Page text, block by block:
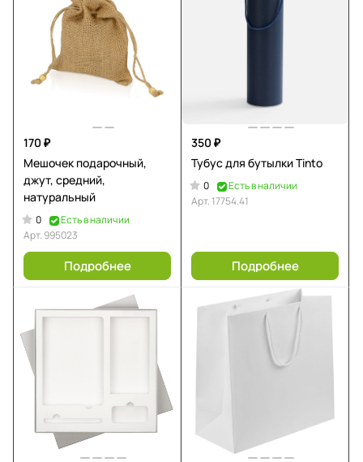
170 ₽
Мешочек подарочный,
джут, средний,
натуральный
0
Есть в наличии
Арт. 995023
Подробнее
350 ₽
Тубус для бутылки Tinto
0
Есть в наличии
Арт. 17754.41
Подробнее